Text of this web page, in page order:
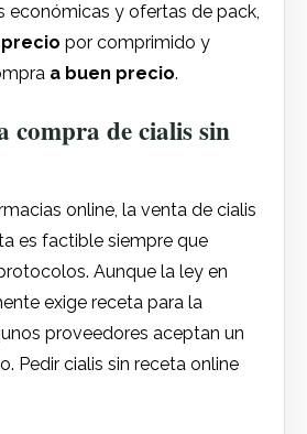
económicas y ofertas de pack,
precio por comprimido y
a buen precio.
compra de cialis sin
online, la venta de cialis
es factible siempre que
Aunque la ley en
exige receta para la
proveedores aceptan un
Pedir cialis sin receta online